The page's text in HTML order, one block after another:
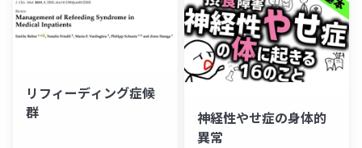
リフィーディング症候
群
神経性やせ症の身体的
異常